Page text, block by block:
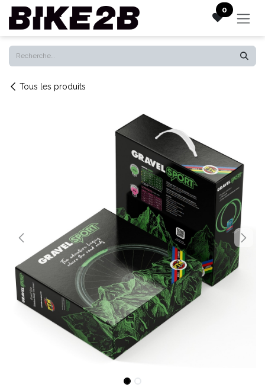
Se rendre au contenu 0
Tous les produits